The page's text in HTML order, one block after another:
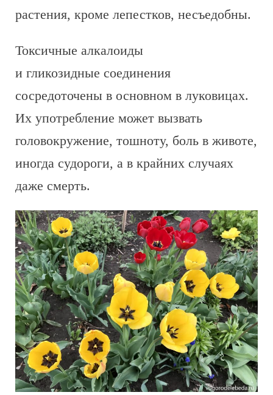
растения, кроме лепестков, несъедобны.
Токсичные алкалоиды
и гликозидные соединения
сосредоточены в основном в луковицах.
Их употребление может вызвать
головокружение, тошноту, боль в животе,
иногда судороги, а в крайних случаях
даже смерть.